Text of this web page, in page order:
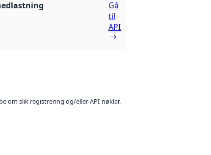
Gå
til
API
om slik registrering og/eller API-nøklar.